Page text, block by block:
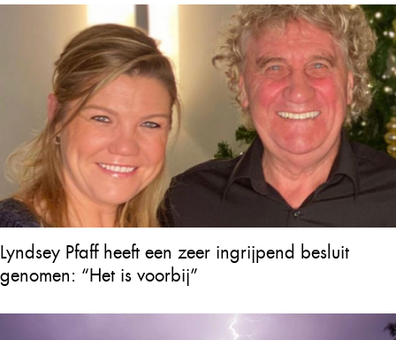
achterlaat
Lyndsey Pfaff heeft een zeer ingrijpend besluit
genomen: “Het is voorbij”